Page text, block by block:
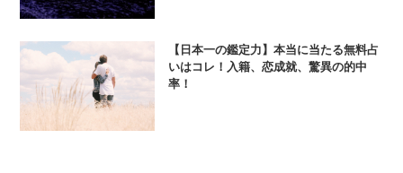
【日本一の鑑定力】本当に当たる無料占
いはコレ！入籍、恋成就、驚異の的中
率！